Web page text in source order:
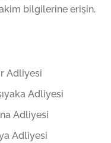
bilgilerine erişin.
Adliyesi
Adliyesi
Adliyesi
Adliyesi